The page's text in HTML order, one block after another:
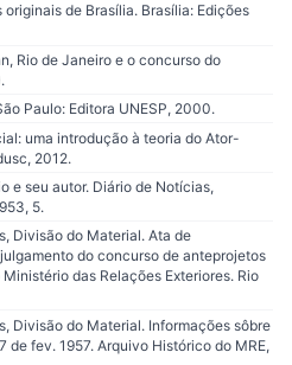
de Brasília. Brasília: Edições
Rio de Janeiro e o concurso do
Paulo: Editora UNESP, 2000.
uma introdução à teoria do Ator-
2012.
e seu autor. Diário de Notícias,
5.
Divisão do Material. Ata de
do concurso de anteprojetos
das Relações Exteriores. Rio
Divisão do Material. Informações sôbre
de fev. 1957. Arquivo Histórico do MRE,